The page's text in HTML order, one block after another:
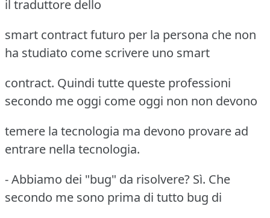
il traduttore dello
smart contract futuro per la persona che non
ha studiato come scrivere uno smart
contract. Quindi tutte queste professioni
secondo me oggi come oggi non non devono
temere la tecnologia ma devono provare ad
entrare nella tecnologia.
- Abbiamo dei "bug" da risolvere? Sì. Che
secondo me sono prima di tutto bug di